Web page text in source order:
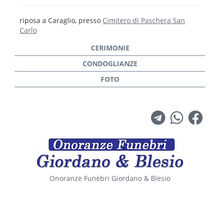
riposa a Caraglio, presso Cimitero di Paschera San
Carlo
Onoranze Funebri Giordano & Blesio